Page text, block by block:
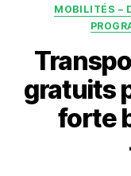
MOBILITÉS –
gratuits
forte